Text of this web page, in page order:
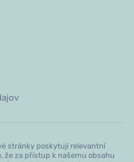
stránky poskytují relevantní
že za přístup k našemu obsahu